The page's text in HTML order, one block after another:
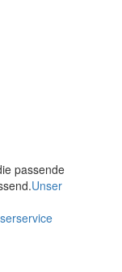
passende
Unser